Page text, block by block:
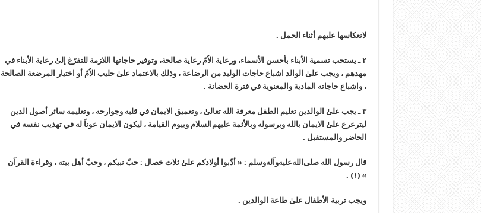
لانعكاسها عليهم أثناء الحمل .
٢ ـ يستحب تسمية الأبناء بأحسن الأسماء، ورعاية الاُمّ رعاية صالحة، وتوفير حاجاتها اللازمة للتفرّغ إلىٰ رعاية الأبناء في
مهدهم ، ويجب علىٰ الوالد اشباع حاجات الوليد من الرضاعة ، وذلك بالاعتماد علىٰ حليب الاُمّ أو اختيار المرضعة الصالحة
، واشباع حاجاته المادية والمعنوية في فترة الحضانة .
٣ ـ يجب علىٰ الوالدين تعليم الطفل معرفة الله تعالىٰ ، وتعميق الايمان في قلبه وجوارحه ، وتعليمه سائر أصول الدين
ليترعرع علىٰ الايمان بالله وبرسوله وبالأئمة عليهم‌السلام وبيوم القيامة ، ليكون الايمان عوناً له في تهذيب نفسه في
الحاضر والمستقبل .
قال رسول اللهصلى‌الله‌عليه‌وآله‌وسلم : « أدّبوا أولادكم علىٰ ثلاث خصال : حبّ نبيكم ، وحبّ أهل بيته ، وقراءة القرآن
» (١) .
ويجب تربية الأطفال علىٰ طاعة الوالدين .